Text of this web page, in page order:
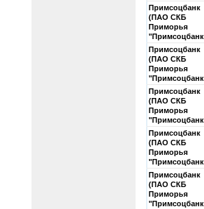
Примсоцбанк
(ПАО СКБ
Приморья
Примсоцбанк
(ПАО СКБ
Приморья
Примсоцбанк
(ПАО СКБ
Приморья
Примсоцбанк
(ПАО СКБ
Приморья
Примсоцбанк
(ПАО СКБ
Приморья